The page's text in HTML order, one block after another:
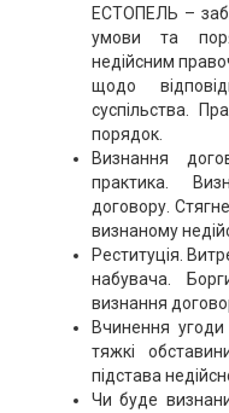
ЕСТОПЕЛЬ –
умови та
недійсним
щодо
суспільства.
порядок.
Визнання
практика.
договору.
визнаному
Реституція.
набувача.
визнання
Вчинення
тяжкі
підстава
Чи буде